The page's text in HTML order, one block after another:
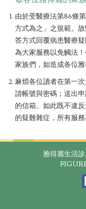
由於受醫療法第86條
方式為之」之規範。
答方式回覆病患醫療
為大家服務以免觸法
家族們，如造成各位
麻煩各位讀者在第一
請帳號與密碼；送出
的信箱。如此既不違
的疑難雜症，所有服務
雅得麗生活